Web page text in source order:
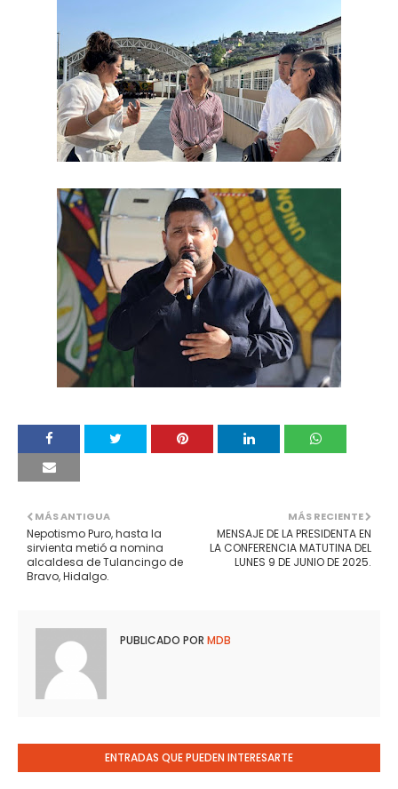
MÁS RECIENTE
MENSAJE DE LA PRESIDENTA EN
LA CONFERENCIA MATUTINA DEL
LUNES 9 DE JUNIO DE 2025.
MÁS ANTIGUA
Nepotismo Puro, hasta la
sirvienta metió a nomina
alcaldesa de Tulancingo de
Bravo, Hidalgo.
PUBLICADO POR MDB
ENTRADAS QUE PUEDEN INTERESARTE